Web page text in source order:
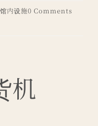
内设施0 Comments
机